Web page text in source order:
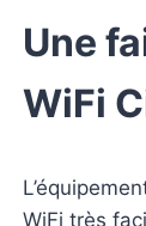
Une
WiFi
WiFi très